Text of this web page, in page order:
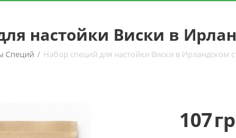
настойки Виски в
Специй / Набор специй для настойки Виски в Ирландском
107